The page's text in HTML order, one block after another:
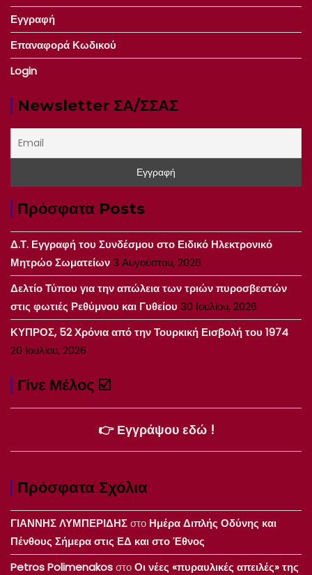
Εγγραφή
Επαναφορά Κωδικού
Login
Newsletter ΣΑ/ΣΣΑΣ
Πρόσφατα Posts
Δ.Τ. Εγγραφή του Συνδέσμου στο Ειδικό Ηλεκτρονικό
Μητρώο Σωματείων3 Αυγούστου, 2026
Δελτίο Τύπου για την απώλεια των τριών πυροσβεστών
στις φωτιές Ρεθύμνου και Γυθείου 30 Ιουλίου, 2026
ΚΥΠΡΟΣ, 52 Χρόνια από την Τουρκική Εισβολή του 1974
20 Ιουλίου, 2026
Γίνε Μέλος ☑️
👉 Εγγράψου εδώ !
Πρόσφατα Σχόλια
ΓΙΑΝΝΗΣ ΛΥΜΠΕΡΙΔΗΣστο Ημέρα Διπλής Οδύνης και
Πένθους Σήμερα στις ΕΔ και στο Έθνος
Petros PolimenakosστοΟι νέες «πυραυλικές απειλές» της